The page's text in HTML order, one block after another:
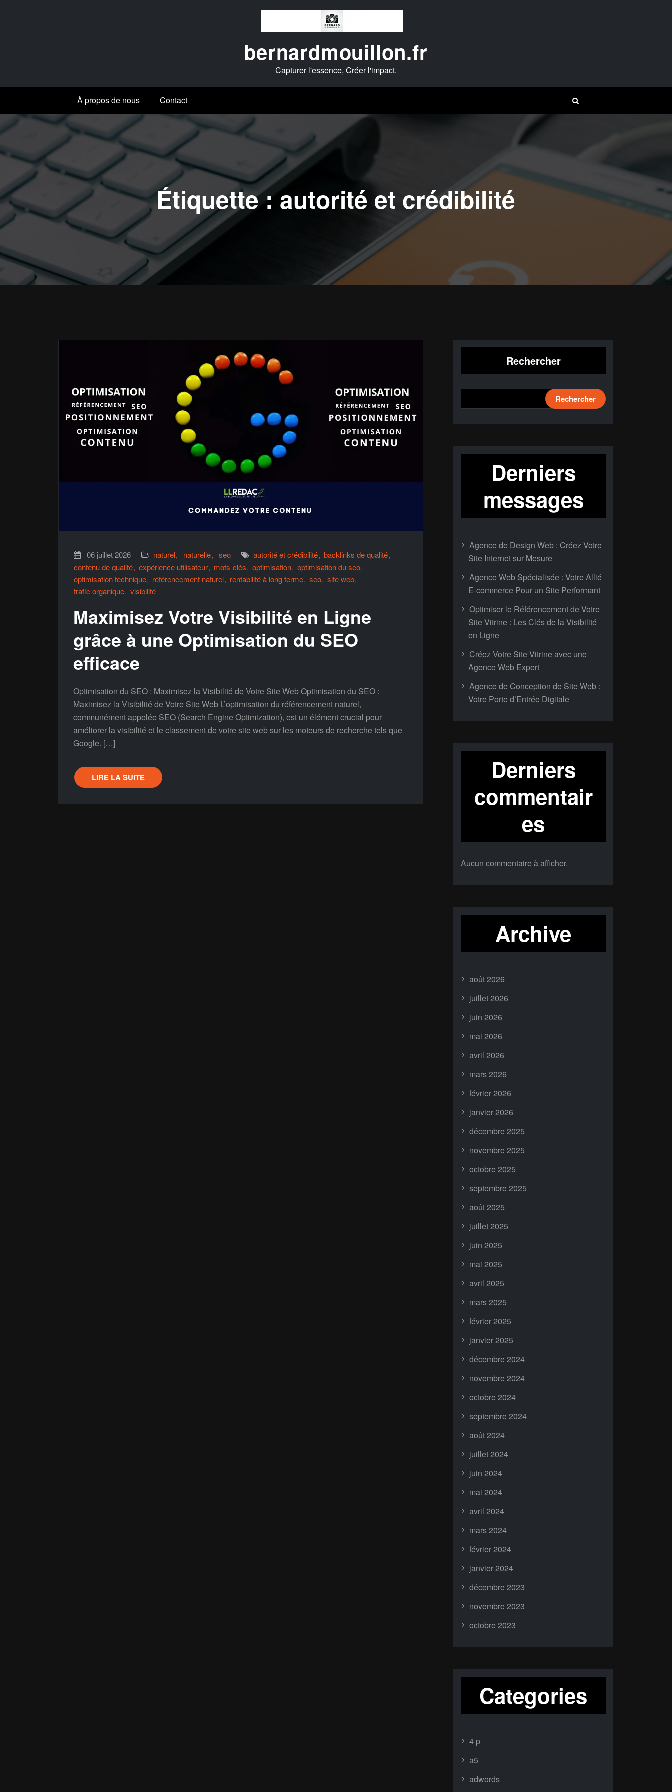
bernardmouillon.fr
Capturer l'essence, Créer l'impact.
À propos de nous Contact
Étiquette : autorité et crédibilité
06 juillet 2026 naturel naturelle seo autorité et crédibilité backlinks de qualité
contenu de qualité expérience utilisateur mots-clés optimisation optimisation du seo
optimisation technique
référencement naturel rentabilité à long terme seo site web
trafic organique visibilité
Maximisez Votre Visibilité en Ligne
grâce à une Optimisation du SEO
efficace
Optimisation du SEO : Maximisez la Visibilité de Votre Site Web Optimisation du SEO :
Maximisez la Visibilité de Votre Site Web L’optimisation du référencement naturel,
communément appelée SEO (Search Engine Optimization), est un élément crucial pour
améliorer la visibilité et le classement de votre site web sur les moteurs de recherche tels que
Google. […]
LIRE LA SUITE
Rechercher
Rechercher
Derniers
messages
Agence de Design Web : Créez Votre
Site Internet sur Mesure
Agence Web Spécialisée : Votre Allié
E-commerce Pour un Site Performant
Optimiser le Référencement de Votre
Site Vitrine : Les Clés de la Visibilité
en Ligne
Créez Votre Site Vitrine avec une
Agence Web Expert
Agence de Conception de Site Web :
Votre Porte d’Entrée Digitale
Derniers
commentair
es
Aucun commentaire à afficher.
Archive
août 2026
juillet 2026
juin 2026
mai 2026
avril 2026
mars 2026
février 2026
janvier 2026
décembre 2025
novembre 2025
octobre 2025
septembre 2025
août 2025
juillet 2025
juin 2025
mai 2025
avril 2025
mars 2025
février 2025
janvier 2025
décembre 2024
novembre 2024
octobre 2024
septembre 2024
août 2024
juillet 2024
juin 2024
mai 2024
avril 2024
mars 2024
février 2024
janvier 2024
décembre 2023
novembre 2023
octobre 2023
Categories
4 p
a5
adwords